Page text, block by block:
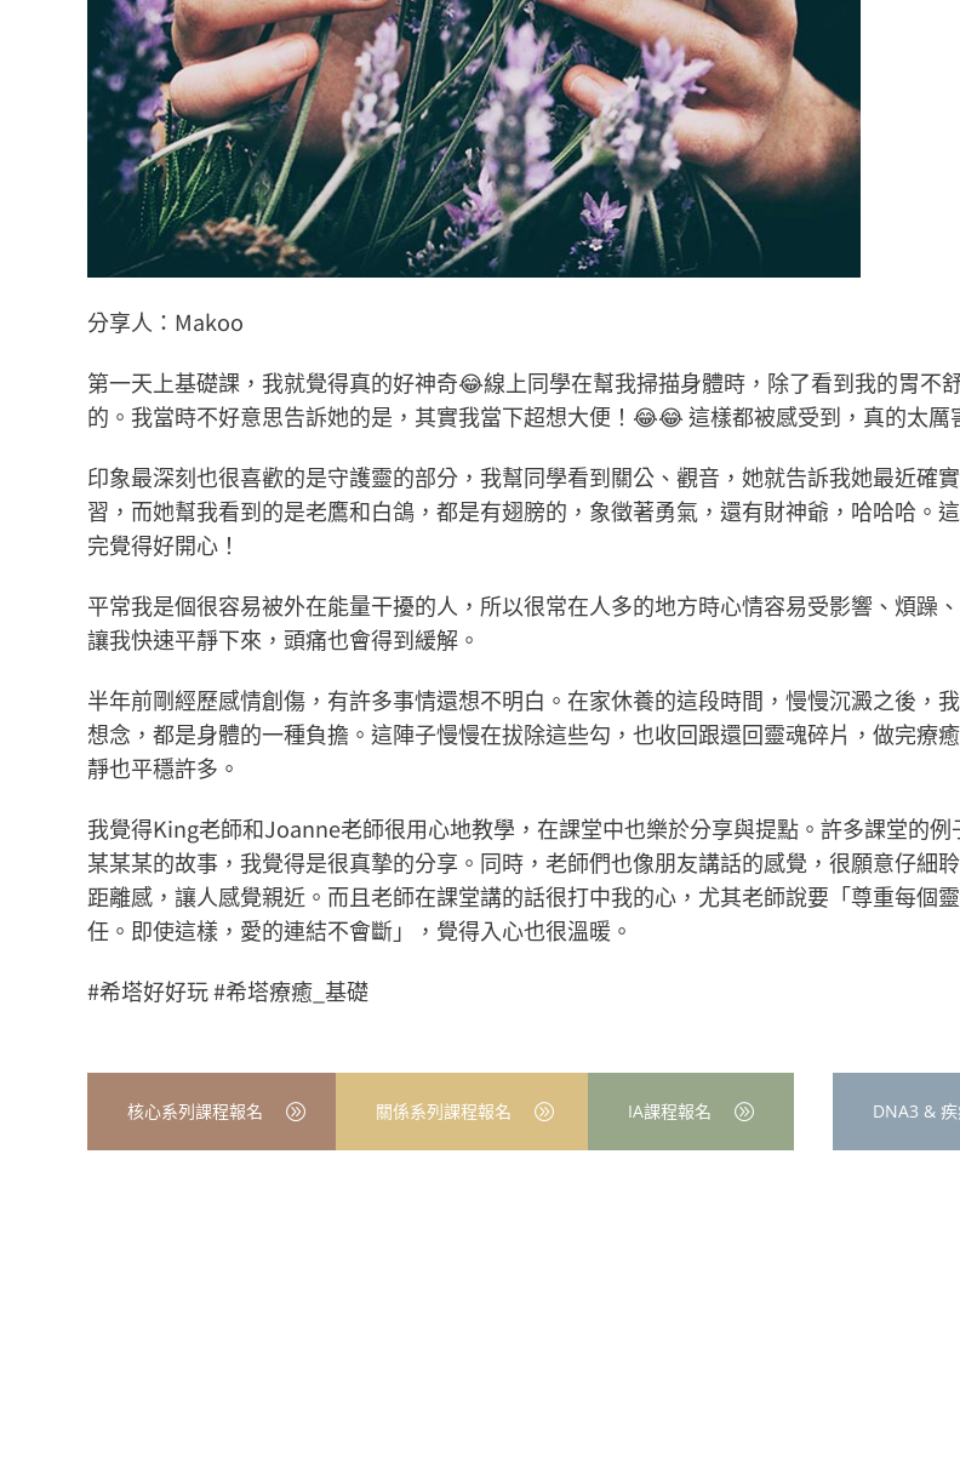
分享人：Makoo
第一天上基礎課，我就覺得真的好神奇😂線上同學在幫我掃描身體時，除了看到我的胃
的。我當時不好意思告訴她的是，其實我當下超想大便！😂😂 這樣都被感受到，真的太厲
印象最深刻也很喜歡的是守護靈的部分，我幫同學看到關公、觀音，她就告訴我她最近確
習，而她幫我看到的是老鷹和白鴿，都是有翅膀的，象徵著勇氣，還有財神爺，哈哈哈。
完覺得好開心！
平常我是個很容易被外在能量干擾的人，所以很常在人多的地方時心情容易受影響、煩躁
讓我快速平靜下來，頭痛也會得到緩解。
半年前剛經歷感情創傷，有許多事情還想不明白。在家休養的這段時間，慢慢沉澱之後，
想念，都是身體的一種負擔。這陣子慢慢在拔除這些勾，也收回跟還回靈魂碎片，做完療
靜也平穩許多。
我覺得King老師和Joanne老師很用心地教學，在課堂中也樂於分享與提點。許多課堂的
某某某的故事，我覺得是很真摯的分享。同時，老師們也像朋友講話的感覺，很願意仔細
距離感，讓人感覺親近。而且老師在課堂講的話很打中我的心，尤其老師說要「尊重每個
任。即使這樣，愛的連結不會斷」，覺得入心也很溫暖。
#希塔好好玩 #希塔療癒_基礎
核心系列課程報名 關係系列課程報名 IA課程報名 DNA3 &